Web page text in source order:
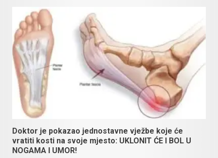
Doktor je pokazao jednostavne vježbe koje će
vratiti kosti na svoje mjesto: UKLONIT ĆE I BOL U
NOGAMA I UMOR!